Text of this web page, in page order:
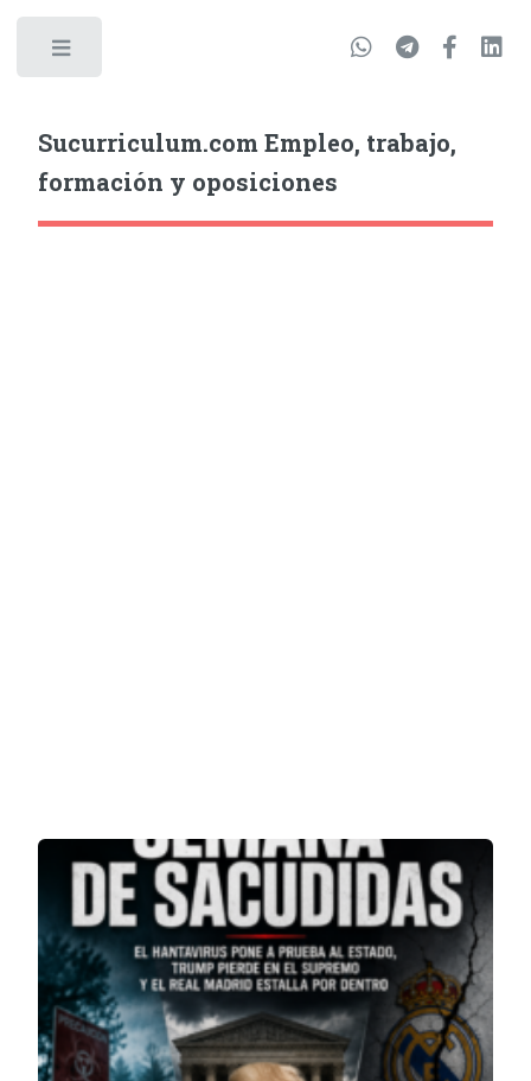
Sucurriculum.com Empleo, trabajo,
formación y oposiciones